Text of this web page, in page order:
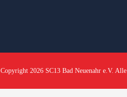
Copyright 2026 SC13 Bad Neuenahr e.V.